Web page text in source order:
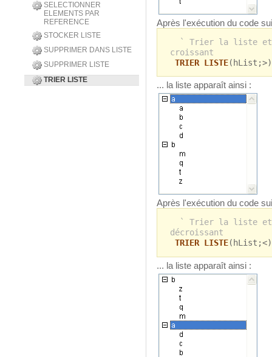
SELECTIONNER
ELEMENTS PAR
REFERENCE
STOCKER LISTE
SUPPRIMER DANS LISTE
SUPPRIMER LISTE
TRIER LISTE
Après l'exécution du code
` Trier la liste et
croissant
TRIER LISTE(hList;>)
... la liste apparaît ainsi :
Après l'exécution du code
` Trier la liste et
décroissant
TRIER LISTE(hList;<)
... la liste apparaît ainsi :